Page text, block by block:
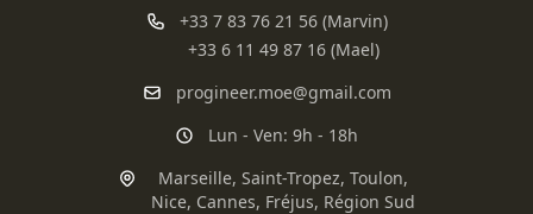
+33 7 83 76 21 56 (Marvin)
+33 6 11 49 87 16 (Mael)
progineer.moe@gmail.com
Lun - Ven: 9h - 18h
Marseille, Saint-Tropez, Toulon,
Nice, Cannes, Fréjus, Région Sud